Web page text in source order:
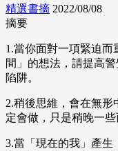
精選書摘 2022/08/08
摘要
1.當你面對一項緊迫
間」的想法，請提高
陷阱。
2.稍後思維，會在無形
定會做，只是稍晚一些
3.當「現在的我」產